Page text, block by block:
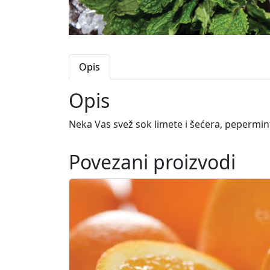
Opis
Opis
Neka Vas svež sok limete i šećera,
Povezani proizvodi